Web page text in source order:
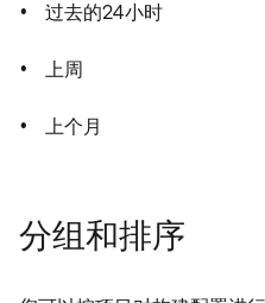
过去的24小时
上周
上个月
分组和排序